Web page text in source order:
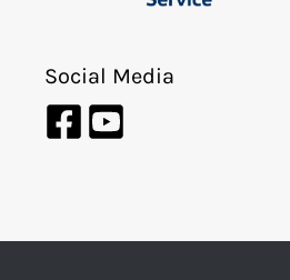
Social Media